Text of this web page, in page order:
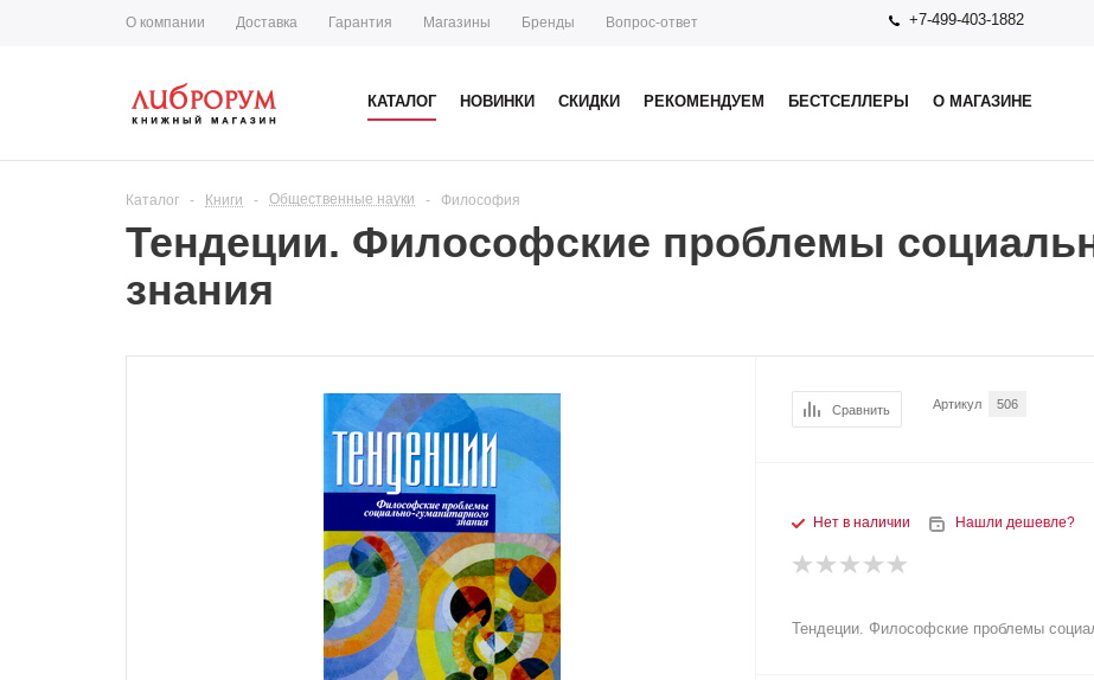
О компании Доставка Гарантия Магазины Бренды Вопрос-ответ +7-499-403-1882
КАТАЛОГ НОВИНКИ СКИДКИ РЕКОМЕНДУЕМ БЕСТСЕЛЛЕРЫ О МАГАЗИНЕ
Каталог - Книги - Общественные науки - Философия
Тендеции. Философские проблемы
знания
Сравнить Артикул 506
Нет в наличии Нашли дешевле?
Тендеции. Философские проблемы